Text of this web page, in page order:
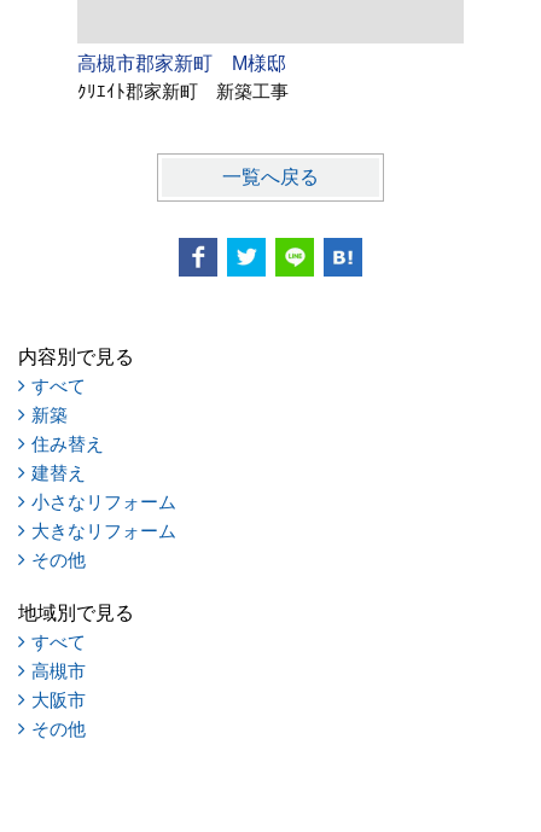
高槻市郡家新町 M様邸
ｸﾘｴｲﾄ郡家新町 新築工事
一覧へ戻る
内容別で見る
すべて
新築
住み替え
建替え
小さなリフォーム
大きなリフォーム
その他
地域別で見る
すべて
高槻市
大阪市
その他